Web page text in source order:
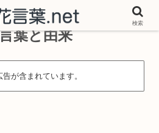
葉と由来
が含まれています。
検索